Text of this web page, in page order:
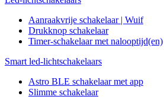
Aanraakvrije schakelaar | Wuif
Drukknop schakelaar
Timer-schakelaar met nalooptijd(en)
Smart led-lichtschakelaars
Astro BLE schakelaar met app
Slimme schakelaar